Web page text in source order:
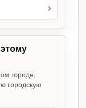
городе,
городскую